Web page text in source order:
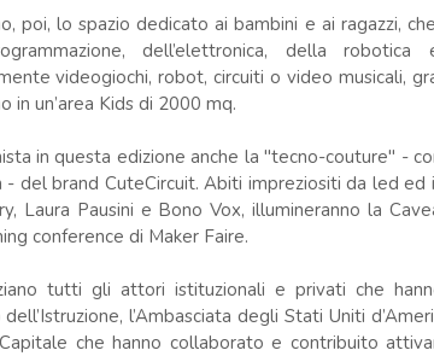
poi, lo spazio dedicato ai bambini e ai ragazzi,
dell’elettronica, della
videogiochi, robot, circuiti o video musicali,
in un’area Kids di 2000 mq.
in questa edizione anche la "tecno-couture" -
- del brand CuteCircuit. Abiti impreziositi da led
Laura Pausini e Bono Vox, illumineranno la
conference di Maker Faire.
tutti gli attori istituzionali e privati che
l’Ambasciata degli Stati Uniti
che hanno collaborato e contribuito